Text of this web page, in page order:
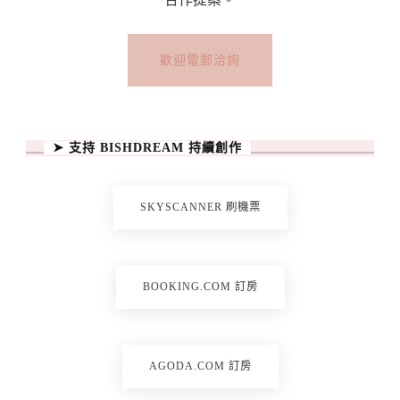
Porto:
歡迎電郵洽詢
➤ 支持 BISHDREAM 持續創作
SKYSCANNER 刷機票
BOOKING.COM 訂房
AGODA.COM 訂房